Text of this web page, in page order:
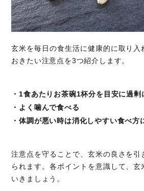
玄米を毎日の食生活に健康的に取り入
おきたい注意点を3つ紹介します。
・1食あたりお茶碗1杯分を目安に過
・よく噛んで食べる
・体調が悪い時は消化しやすい食べ方
注意点を守ることで、玄米の良さを引
られます。各ポイントを意識して、玄
いきましょう。